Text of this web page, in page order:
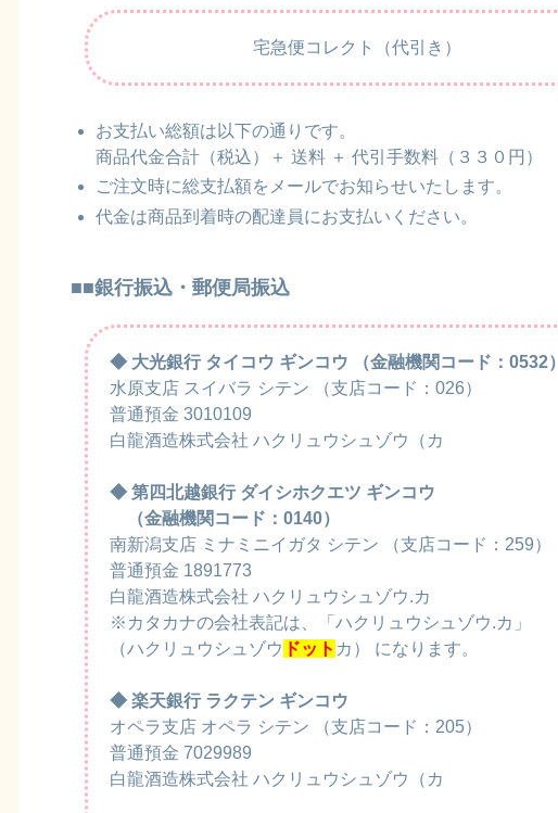
宅急便コレクト（代引き）
お支払い総額は以下の通りです。
商品代金合計（税込）＋ 送料 ＋ 代引手数料（３３０円）
ご注文時に総支払額をメールでお知らせいたします。
代金は商品到着時の配達員にお支払いください。
■■銀行振込・郵便局振込
◆ 大光銀行 タイコウ ギンコウ （金融機関コード：0532）
水原支店 スイバラ シテン （支店コード：026）
普通預金 3010109
白龍酒造株式会社 ハクリュウシュゾウ（カ
◆ 第四北越銀行 ダイシホクエツ ギンコウ
（金融機関コード：0140）
南新潟支店 ミナミニイガタ シテン （支店コード：259）
普通預金 1891773
白龍酒造株式会社 ハクリュウシュゾウ.カ
※カタカナの会社表記は、「ハクリュウシュゾウ.カ」
（ハクリュウシュゾウ ドット カ） になります。
◆ 楽天銀行 ラクテン ギンコウ
オペラ支店 オペラ シテン （支店コード：205）
普通預金 7029989
白龍酒造株式会社 ハクリュウシュゾウ（カ